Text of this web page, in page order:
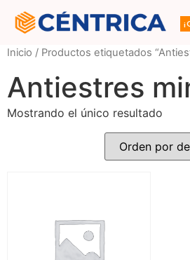
Inicio / Productos etiquetados
Antiestres
Mostrando el único resultado